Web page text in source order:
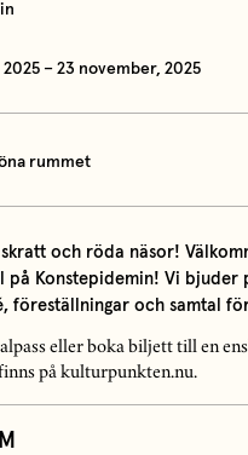
– 23 november, 2025
rummet
och röda näsor!
på Konstepidemin! Vi bjuder
föreställningar och samtal
eller boka biljett till en
på kulturpunkten.nu.